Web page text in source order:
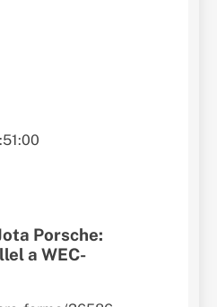
Porsche:
a WEC-